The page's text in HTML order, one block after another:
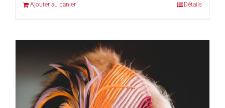
Ajouter au panier Détails